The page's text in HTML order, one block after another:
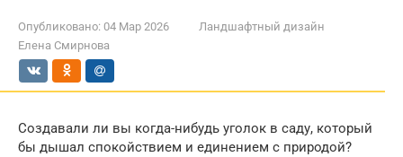
Опубликовано: 04 Мар 2026
Ландшафтный дизайн
Елена Смирнова
Создавали ли вы когда-нибудь уголок в саду, который
бы дышал спокойствием и единением с природой?